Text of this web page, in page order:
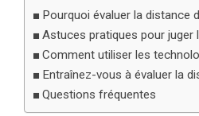
Pourquoi évaluer la distance
Astuces pratiques pour juger
Comment utiliser les
Entraînez-vous à évaluer la
Questions fréquentes